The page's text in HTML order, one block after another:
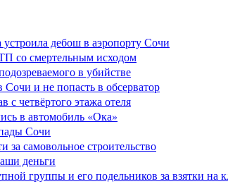
дебош в аэропорту Сочи
со смертельным исходом
в убийстве
и не попасть в обсерватор
с четвёртого этажа отеля
в автомобиль «Ока»
Сочи
самовольное строительство
деньги
группы и его подельников за взятки на